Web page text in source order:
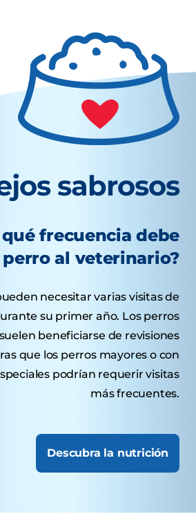
sabrosos
qué frecuencia debe
al veterinario?
necesitar varias visitas de
su primer año. Los perros
beneficiarse de revisiones
que los perros mayores o con
podrían requerir visitas
más frecuentes.
Descubra la nutrición